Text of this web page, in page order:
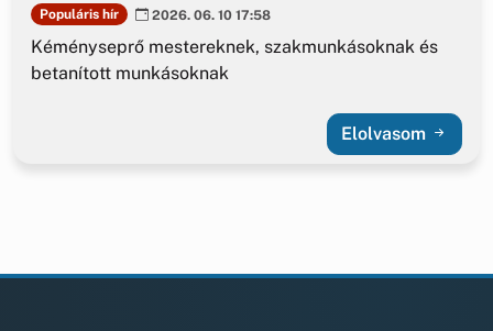
Populáris hír 2026. 06. 10 17:58
Kéményseprő mestereknek, szakmunkásoknak és
betanított munkásoknak
Elolvasom